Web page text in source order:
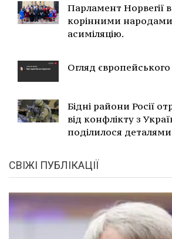
Парламент Норвегії
корінними
асиміляцію.
Огляд
Бідні райони Росії
від конфлікту з
поділилося
СВІЖІ ПУБЛІКАЦІЇ